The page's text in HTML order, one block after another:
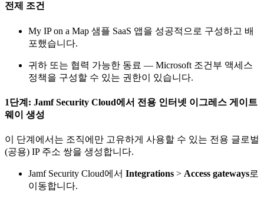
전제 조건
My IP on a Map 샘플 SaaS 앱을 성공적으로 구성하고 배
포했습니다.
귀하 또는 협력 가능한 동료 — Microsoft 조건부 액세스
정책을 구성할 수 있는 권한이 있습니다.
1단계: Jamf Security Cloud에서 전용 인터넷 이그레스 게이트
웨이 생성
이 단계에서는 조직에만 고유하게 사용할 수 있는 전용 글로벌
(공용) IP 주소 쌍을 생성합니다.
Jamf Security Cloud에서 Integrations > Access gateways로
이동합니다.